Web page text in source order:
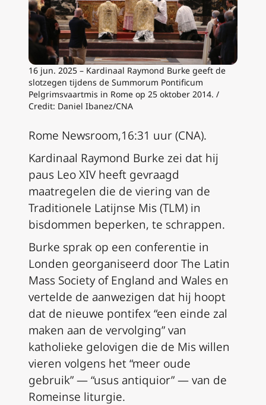
16 jun. 2025 – Kardinaal Raymond Burke geeft de
slotzegen tijdens de Summorum Pontificum
Pelgrimsvaartmis in Rome op 25 oktober 2014. /
Credit: Daniel Ibanez/CNA
Rome Newsroom,16:31 uur (CNA).
Kardinaal Raymond Burke zei dat hij
paus Leo XIV heeft gevraagd
maatregelen die de viering van de
Traditionele Latijnse Mis (TLM) in
bisdommen beperken, te schrappen.
Burke sprak op een conferentie in
Londen georganiseerd door The Latin
Mass Society of England and Wales en
vertelde de aanwezigen dat hij hoopt
dat de nieuwe pontifex “een einde zal
maken aan de vervolging” van
katholieke gelovigen die de Mis willen
vieren volgens het “meer oude
gebruik” — “usus antiquior” — van de
Romeinse liturgie.